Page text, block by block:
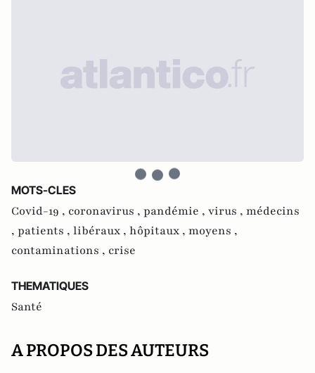
MOTS-CLES
Covid-19 , coronavirus , pandémie , virus , médecins
, patients , libéraux , hôpitaux , moyens ,
contaminations , crise
THEMATIQUES
Santé
A PROPOS DES AUTEURS